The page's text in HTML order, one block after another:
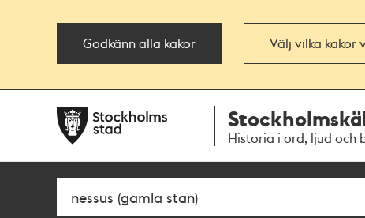
Godkänn alla kakor Välj vilka kakor
navigationen
huvudinnehållet
Historia i ord, ljud och
Sök